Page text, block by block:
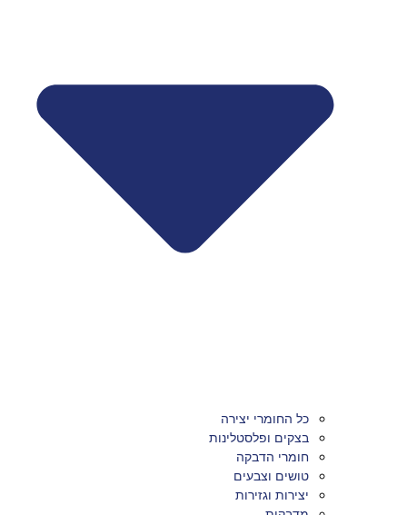
כל החומרי יצירה
בצקים ופלסטלינות
חומרי הדבקה
טושים וצבעים
יצירות וגזירות